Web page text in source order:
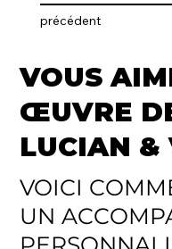
précédent
VOUS
ŒUVRE
LUCIAN &
VOICI
UN